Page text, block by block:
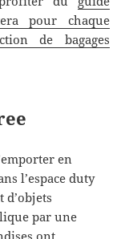
pour chaque
de bagages
en
l’espace duty
d’objets
par une
ont